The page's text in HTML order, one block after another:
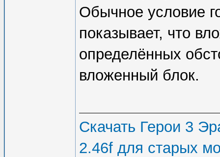
Обычное условие
показывает, что
определённых
вложенный блок.
Скачать Герои 3
2.46f для старых